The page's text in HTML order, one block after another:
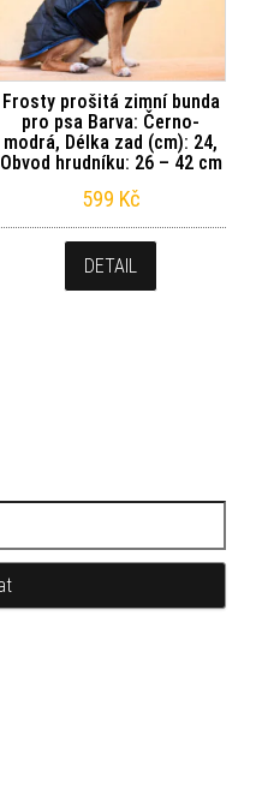
Frosty prošitá zimní bunda
pro psa Barva: Černo-
modrá, Délka zad (cm): 24,
Obvod hrudníku: 26 – 42 cm
599 Kč
DETAIL